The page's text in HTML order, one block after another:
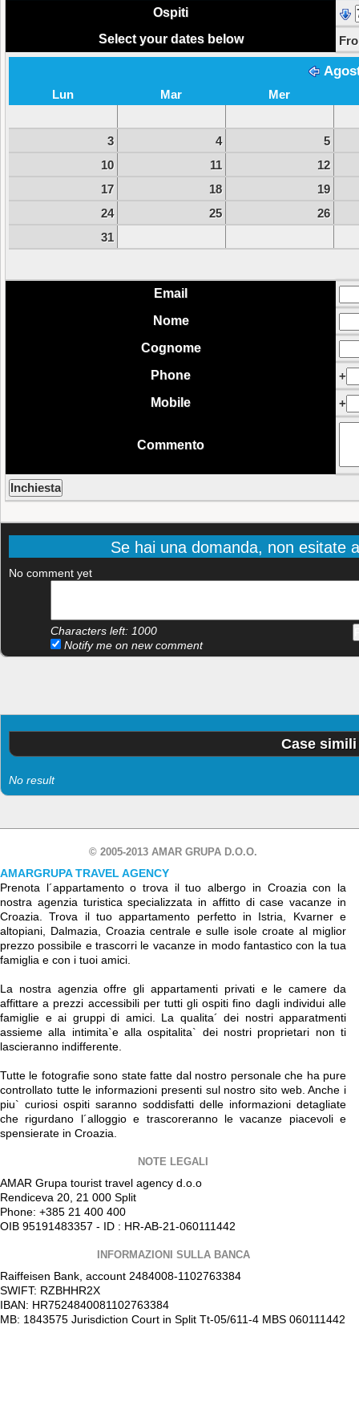
Ospiti
Select your dates below
Lun Mar Mer
3 4
5
10
11
12
17
18
19
24
25
26
31
Email
Nome
Cognome
Phone
+
Mobile
+
Commento
Se hai una domanda, non esitate
No comment yet
Characters left: 1000
Notify me on new comment
Case
No result
© 2005-2013 AMAR GRUPA D.O.O.
AMARGRUPA TRAVEL AGENCY
Prenota l´appartamento o trova il tuo albergo in Croazia con la
nostra agenzia turistica specializzata in affitto di case vacanze in
Croazia. Trova il tuo appartamento perfetto in Istria, Kvarner e
altopiani, Dalmazia, Croazia centrale e sulle isole croate al miglior
prezzo possibile e trascorri le vacanze in modo fantastico con la tua
famiglia e con i tuoi amici.
La nostra agenzia offre gli appartamenti privati e le camere da
affittare a prezzi accessibili per tutti gli ospiti fino dagli individui alle
famiglie e ai gruppi di amici. La qualita´ dei nostri apparatmenti
assieme alla intimita`e alla ospitalita` dei nostri proprietari non ti
lascieranno indifferente.
Tutte le fotografie sono state fatte dal nostro personale che ha pure
controllato tutte le informazioni presenti sul nostro sito web. Anche i
piu` curiosi ospiti saranno soddisfatti delle informazioni detagliate
che rigurdano l´alloggio e trascoreranno le vacanze piacevoli e
spensierate in Croazia.
NOTE LEGALI
AMAR Grupa tourist travel agency d.o.o
Rendiceva 20, 21 000 Split
Phone: +385 21 400 400
OIB 95191483357 - ID : HR-AB-21-060111442
INFORMAZIONI SULLA BANCA
Raiffeisen Bank, account 2484008-1102763384
SWIFT: RZBHHR2X
IBAN: HR7524840081102763384
MB: 1843575 Jurisdiction Court in Split Tt-05/611-4 MBS 060111442